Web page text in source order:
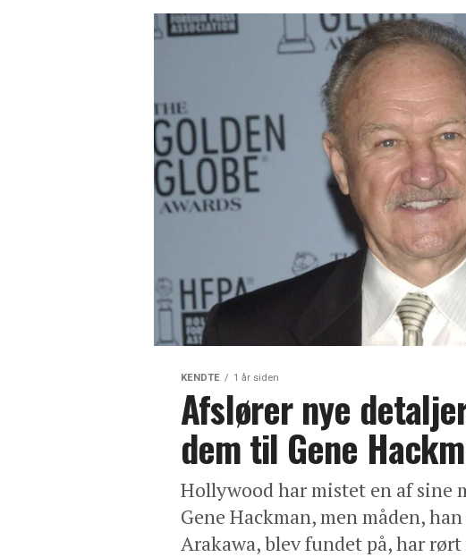
KENDTE 1 år siden
Afslører nye
dem til Gene
Hollywood har mistet en af sine
Gene Hackman, men måden,
Arakawa, blev fundet på, har